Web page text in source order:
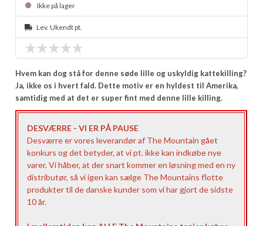
Ikke på lager
Lev. Ukendt pt.
Hvem kan dog stå for denne søde lille og uskyldig kattekilling?
Ja, ikke os i hvert fald. Dette motiv er en hyldest til Amerika,
samtidig med at det er super fint med denne lille killing.
DESVÆRRE - VI ER PÅ PAUSE
Desværre er vores leverandør af The Mountain gået
konkurs og det betyder, at vi pt. ikke kan indkøbe nye
varer. Vi håber, at der snart kommer en løsning med en ny
distributør, så vi igen kan sælge The Mountains flotte
produkter til de danske kunder som vi har gjort de sidste
10 år.